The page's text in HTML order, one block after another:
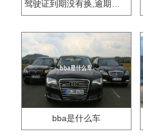
驾驶证到期没有换,逾期怎么办??
bba是什么车